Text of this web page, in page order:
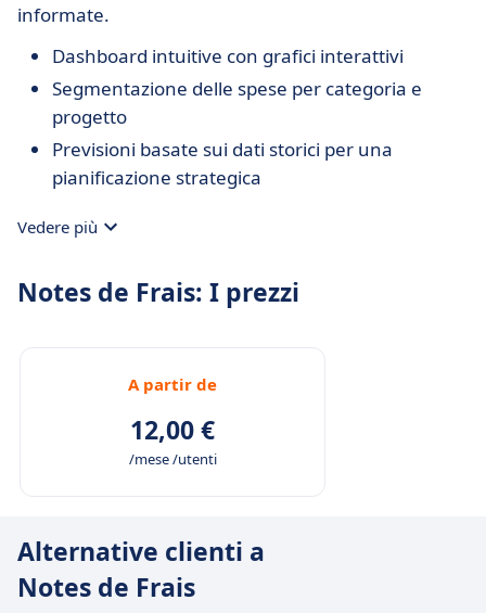
informate.
Dashboard intuitive con grafici interattivi
Segmentazione delle spese per categoria e
progetto
Previsioni basate sui dati storici per una
pianificazione strategica
Vedere più
Notes de Frais: I prezzi
A partir de
12,00 €
/mese /utenti
Alternative clienti a
Notes de Frais